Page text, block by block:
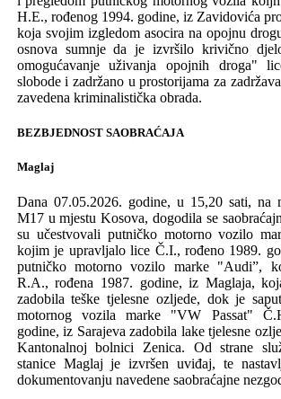
H.E., rođenog 1994. godine, iz Zavidovića
koja svojim izgledom asocira na opojnu
osnova sumnje da je izvršilo krivično
omogućavanje uživanja opojnih droga"
slobode i zadržano u prostorijama za
zavedena kriminalistička obrada.
BEZBJEDNOST SAOBRAĆAJA
Maglaj
Dana 07.05.2026. godine, u 15,20 sati, na
M17 u mjestu Kosova, dogodila se
su učestvovali putničko motorno vozilo
kojim je upravljalolice Č.I., rođeno 1989.
putničko motorno vozilo marke "Audi”,
R.A., rođena 1987. godine, iz Maglaja,
zadobila teške tjelesne ozljede, dok je s
motornog vozila marke "VW Passat" Č.
godine, iz Sarajeva zadobila lake tjelesne
Kantonalnoj bolnici Zenica. Od strane
stanice Maglaj je izvršen uviđaj, te
dokumentovanju navedene saobraćajne